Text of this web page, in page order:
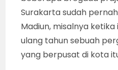
Surakarta sudah
Madiun, misalnya
ulang tahun sebuah
yang berpusat di kota